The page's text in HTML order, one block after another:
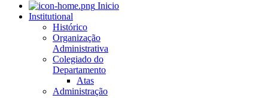
Inicio
Institutional
Histórico
Organização
Administrativa
Colegiado do
Departamento
Atas
Administração